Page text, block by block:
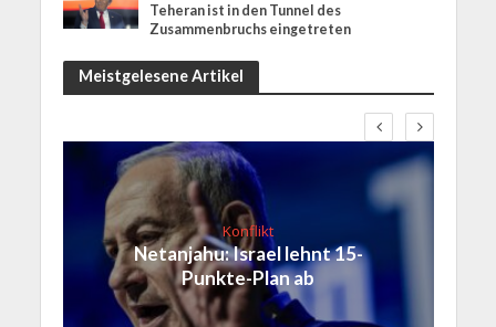
Teheran ist in den Tunnel des
Zusammenbruchs eingetreten
Meistgelesene Artikel
Konflikt
Netanjahu: Israel lehnt 15-
Punkte-Plan ab